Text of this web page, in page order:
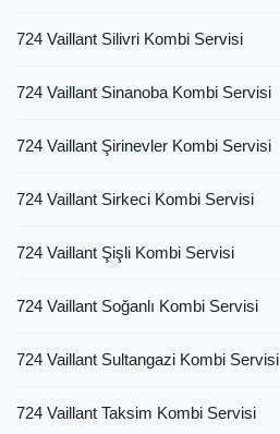
724 Vaillant Silivri Kombi Servisi
724 Vaillant Sinanoba Kombi Servisi
724 Vaillant Şirinevler Kombi Servisi
724 Vaillant Sirkeci Kombi Servisi
724 Vaillant Şişli Kombi Servisi
724 Vaillant Soğanlı Kombi Servisi
724 Vaillant Sultangazi Kombi Servisi
724 Vaillant Taksim Kombi Servisi